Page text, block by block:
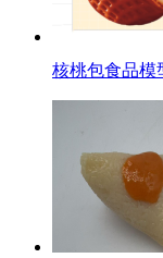
核桃包食品模